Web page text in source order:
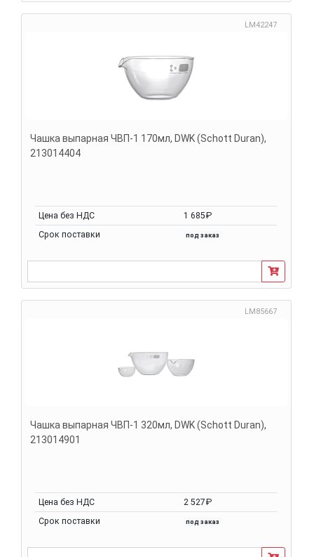
LM42247
Чашка выпарная ЧВП-1 170мл, DWK (Schott Duran),
213014404
Цена без НДС
1 685₽
Срок поставки
под заказ
LM85667
Чашка выпарная ЧВП-1 320мл, DWK (Schott Duran),
213014901
Цена без НДС
2 527₽
Срок поставки
под заказ